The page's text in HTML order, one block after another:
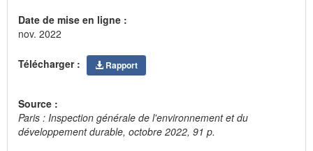
Date de mise en ligne :
nov. 2022
Télécharger : Rapport
Source :
Paris : Inspection générale de l'environnement et du
développement durable, octobre 2022, 91 p.